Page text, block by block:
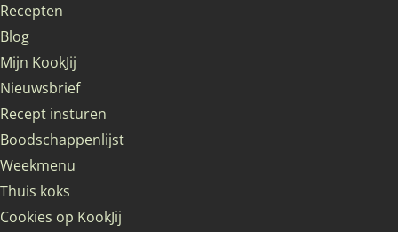
Recepten
Blog
Mijn KookJij
Nieuwsbrief
Recept insturen
Boodschappenlijst
Weekmenu
Thuis koks
Cookies op KookJij